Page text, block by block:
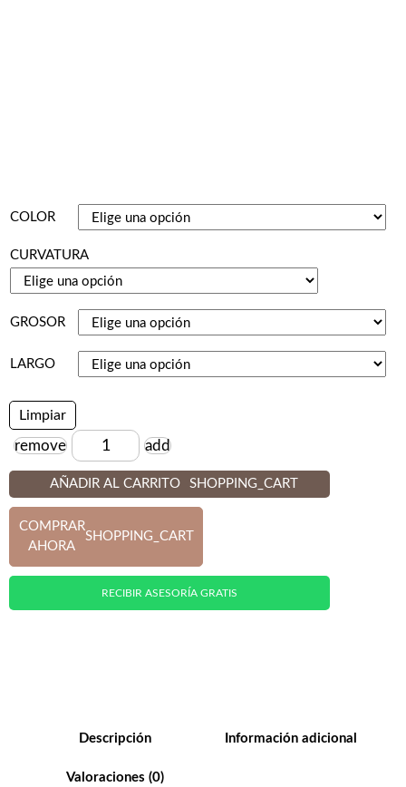
COLOR
CURVATURA
GROSOR
LARGO
Limpiar
Cantidad
remove add
AÑADIR AL CARRITO SHOPPING_CART
COMPRAR
AHORA
SHOPPING_CART
RECIBIR ASESORÍA GRATIS
Descripción Información adicional
Valoraciones (0)